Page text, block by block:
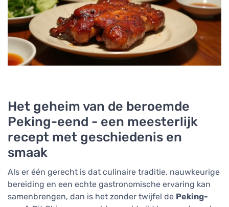
Het geheim van de beroemde
Peking-eend - een meesterlijk
recept met geschiedenis en
smaak
Als er één gerecht is dat culinaire traditie, nauwkeurige
bereiding en een echte gastronomische ervaring kan
samenbrengen, dan is het zonder twijfel de Peking-